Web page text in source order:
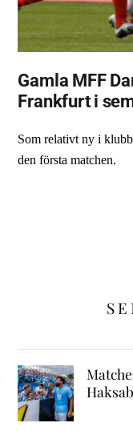
Gamla MFF
Frankfurt i
Som relativt ny i
den första matchen.